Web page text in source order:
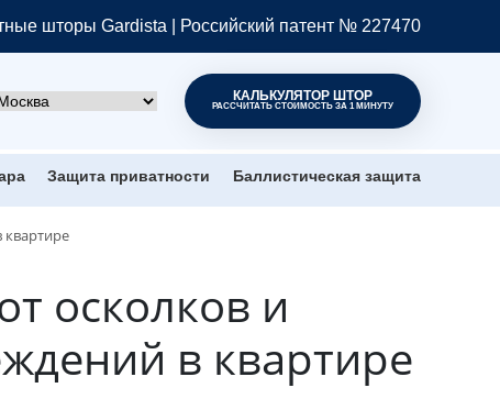
шторы Gardista | Российский патент № 227470
КАЛЬКУЛЯТОР ШТОР
РАССЧИТАТЬ СТОИМОСТЬ ЗА 1 МИНУТУ
Защита приватности Баллистическая защита
осколков и
в квартире